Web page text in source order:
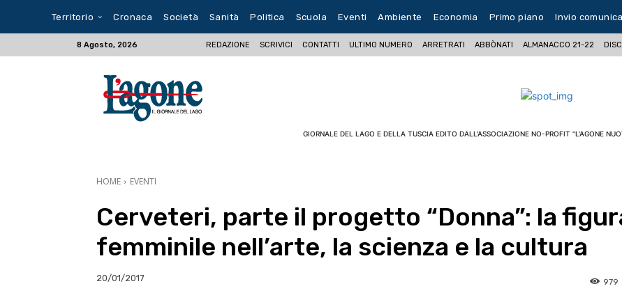
Territorio Cronaca Società Sanità Politica Scuola Eventi Ambiente Economia Primo piano Invio
8 Agosto, 2026 REDAZIONE SCRIVICI CONTATTI ULTIMO NUMERO ARRETRATI ABBÒNATI ALMANACCO 21-22
GIORNALE DEL LAGO E DELLA TUSCIA EDITO DALL'ASSOCIAZIONE NO-PROFIT "L'AGONE
HOME EVENTI
Cerveteri, parte il progetto “Donna”: la
femminile nell’arte, la scienza e la cultura
20/01/2017 979